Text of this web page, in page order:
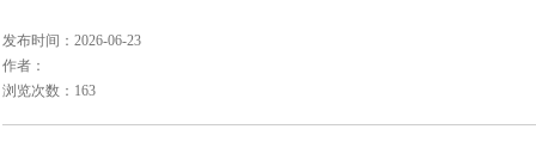
发布时间：2026-06-23
作者：
浏览次数：163